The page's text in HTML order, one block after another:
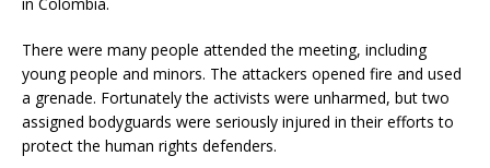
There were many people attended the meeting, including
young people and minors. The attackers opened fire and used
a grenade. Fortunately the activists were unharmed, but two
assigned bodyguards were seriously injured in their efforts to
protect the human rights defenders.